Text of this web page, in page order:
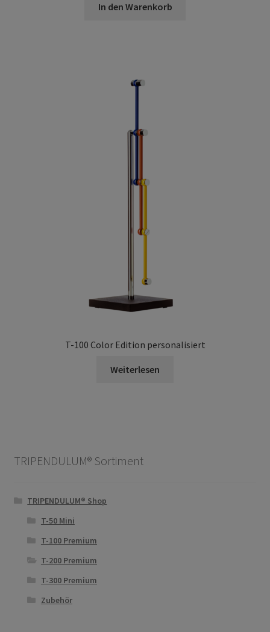
In den Warenkorb
T-100 Color Edition personalisiert
Weiterlesen
TRIPENDULUM® Sortiment
TRIPENDULUM® Shop
T-50 Mini
T-100 Premium
T-200 Premium
T-300 Premium
Zubehör